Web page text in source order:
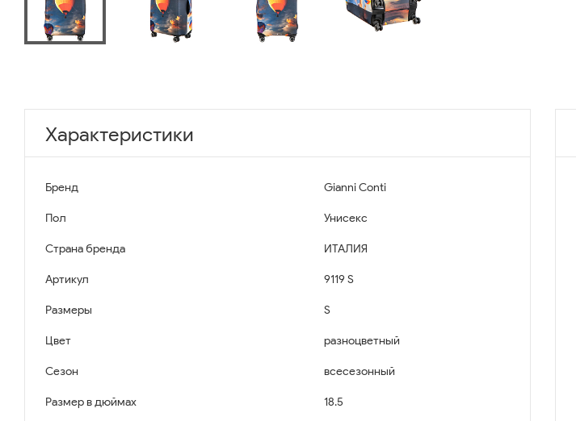
Характеристики
Бренд Gianni Conti
Пол Унисекс
Страна бренда ИТАЛИЯ
Артикул 9119 S
Размеры S
Цвет разноцветный
Сезон всесезонный
Размер в дюймах 18.5